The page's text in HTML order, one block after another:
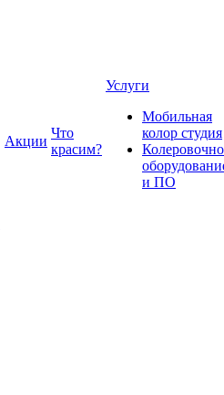
Акции
Что
красим?
Услуги
Мобильная
колор студия
и ПО